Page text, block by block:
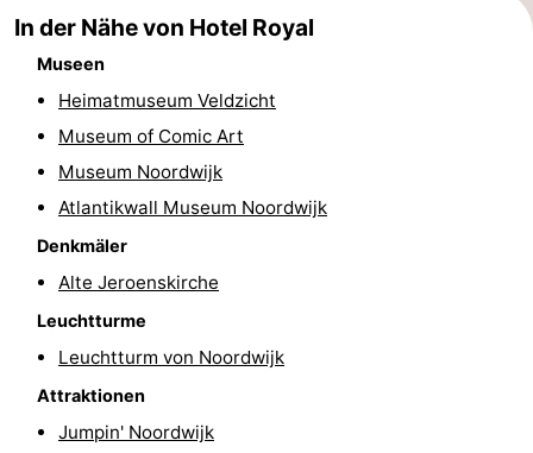
Rundfahrten
Spielplätze
Spielplätze
Experiences
Wellness-
Städte
Natur
Sport
Schwimmbader
In der Nähe von Hotel Royal
Museen
Heimatmuseum Veldzicht
Museum of Comic Art
Museum Noordwijk
Atlantikwall Museum Noordwijk
Denkmäler
Alte Jeroenskirche
Leuchtturme
Leuchtturm von Noordwijk
Attraktionen
Jumpin' Noordwijk